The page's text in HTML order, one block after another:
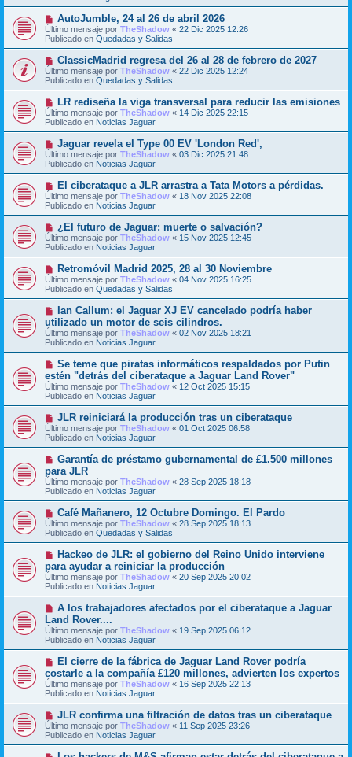
s
a
j
e
v
m
e
n
s
a
j
e
N
u
e
v
m
e
n
s
j
e
AutoJumble, 24 al 26 de abril 2026
Último mensaje por TheShadow « 22 Dic 2025 12:26
Publicado en Quedadas y Salidas
N
u
e
v
o
m
e
n
s
a
j
e
ClassicMadrid regresa del 26 al 28 de febrero de 2027
Último mensaje por TheShadow « 22 Dic 2025 12:24
Publicado en Quedadas y Salidas
N
u
e
v
m
e
n
s
j
e
LR rediseña la viga transversal para reducir las emisiones
Último mensaje por TheShadow « 14 Dic 2025 22:15
Publicado en Noticias Jaguar
N
u
e
v
o
m
e
n
s
j
e
Jaguar revela el Type 00 EV 'London Red',
Último mensaje por TheShadow « 03 Dic 2025 21:48
Publicado en Noticias Jaguar
N
u
e
v
m
e
n
s
j
e
El ciberataque a JLR arrastra a Tata Motors a pérdidas.
Último mensaje por TheShadow « 18 Nov 2025 22:08
Publicado en Noticias Jaguar
N
u
e
v
o
m
e
n
s
j
e
¿El futuro de Jaguar: muerte o salvación?
Último mensaje por TheShadow « 15 Nov 2025 12:45
Publicado en Noticias Jaguar
N
u
e
v
o
m
e
n
s
a
e
Retromóvil Madrid 2025, 28 al 30 Noviembre
Último mensaje por TheShadow « 04 Nov 2025 16:25
Publicado en Quedadas y Salidas
N
u
e
v
o
m
e
n
s
a
Ian Callum: el Jaguar XJ EV cancelado podría haber
utilizado un motor de seis cilindros.
Último mensaje por TheShadow « 02 Nov 2025 18:21
Publicado en Noticias Jaguar
N
u
e
v
o
m
e
n
s
a
Se teme que piratas informáticos respaldados por Putin
estén "detrás del ciberataque a Jaguar Land Rover"
Último mensaje por TheShadow « 12 Oct 2025 15:15
Publicado en Noticias Jaguar
N
u
e
v
m
e
n
s
a
e
JLR reiniciará la producción tras un ciberataque
Último mensaje por TheShadow « 01 Oct 2025 06:58
Publicado en Noticias Jaguar
N
e
v
o
m
e
n
s
a
e
Garantía de préstamo gubernamental de £1.500 millones
para JLR
Último mensaje por TheShadow « 28 Sep 2025 18:18
Publicado en Noticias Jaguar
N
u
e
v
o
m
e
n
s
a
e
Café Mañanero, 12 Octubre Domingo. El Pardo
Último mensaje por TheShadow « 28 Sep 2025 18:13
Publicado en Quedadas y Salidas
N
e
v
o
m
e
n
s
a
e
Hackeo de JLR: el gobierno del Reino Unido interviene
para ayudar a reiniciar la producción
Último mensaje por TheShadow « 20 Sep 2025 20:02
Publicado en Noticias Jaguar
N
e
v
o
m
n
s
a
A los trabajadores afectados por el ciberataque a Jaguar
Land Rover....
Último mensaje por TheShadow « 19 Sep 2025 06:12
Publicado en Noticias Jaguar
N
e
v
o
m
e
n
s
a
El cierre de la fábrica de Jaguar Land Rover podría
costarle a la compañía £120 millones, advierten los expertos
Último mensaje por TheShadow « 16 Sep 2025 22:13
Publicado en Noticias Jaguar
N
u
e
v
o
JLR confirma una filtración de datos tras un ciberataque
Último mensaje por TheShadow « 11 Sep 2025 23:26
Publicado en Noticias Jaguar
N